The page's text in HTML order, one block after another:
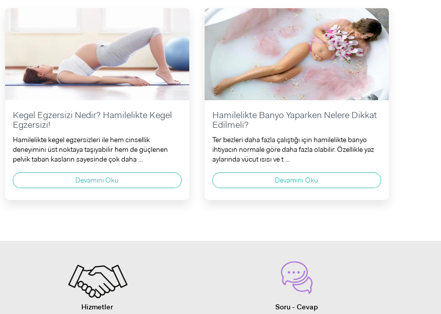
Kegel Egzersizi Nedir? Hamilelikte Kegel
Egzersizi!
Hamilelikte kegel egzersizleri ile hem cinsellik
deneyimini üst noktaya taşıyabilir hem de güçlenen
pelvik taban kasların sayesinde çok daha ...
Devamını Oku
Hamilelikte Banyo Yaparken Nelere Dikkat
Edilmeli?
Ter bezleri daha fazla çalıştığı için hamilelikte banyo
ihtiyacın normale göre daha fazla olabilir. Özellikle yaz
aylarında vücut ısısı ve t ...
Devamını Oku
Hizmetler
Soru - Cevap